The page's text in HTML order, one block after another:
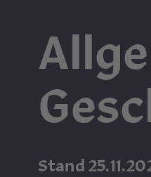
Stand